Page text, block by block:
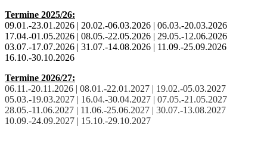
Termine 2025/26:
09.01.-23.01.2026 | 20.02.-06.03.2026 | 06.03.-20.03.2026
17.04.-01.05.2026 | 08.05.-22.05.2026 | 29.05.-12.06.2026
03.07.-17.07.2026 | 31.07.-14.08.2026 | 11.09.-25.09.2026
16.10.-30.10.2026
Termine 2026/27:
06.11.-20.11.2026 | 08.01.-22.01.2027 | 19.02.-05.03.2027
05.03.-19.03.2027 | 16.04.-30.04.2027 | 07.05.-21.05.2027
28.05.-11.06.2027 | 11.06.-25.06.2027 | 30.07.-13.08.2027
10.09.-24.09.2027 | 15.10.-29.10.2027